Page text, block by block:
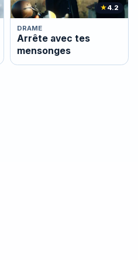
★4.2
DRAME
Arrête avec tes
mensonges